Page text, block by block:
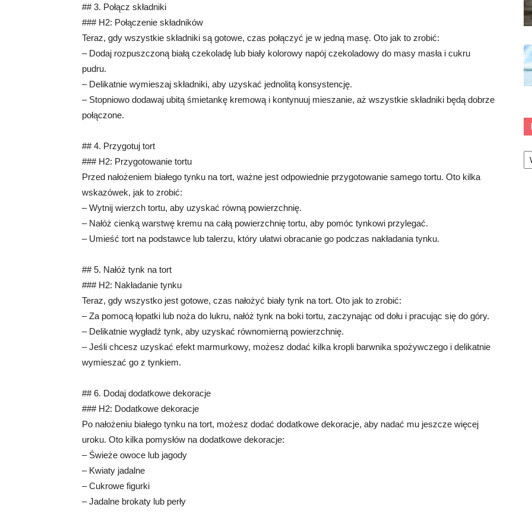
## 3. Połącz składniki
### H2: Połączenie składników
Teraz, gdy wszystkie składniki są gotowe, czas połączyć je w jedną masę. Oto jak to zrobić:
– Dodaj rozpuszczoną białą czekoladę lub biały kolorowy napój czekoladowy do masy masła i cukru
pudru.
– Delikatnie wymieszaj składniki, aby uzyskać jednolitą konsystencję.
– Stopniowo dodawaj ubitą śmietankę kremową i kontynuuj mieszanie, aż wszystkie składniki będą dobrze
połączone.
## 4. Przygotuj tort
### H2: Przygotowanie tortu
Przed nałożeniem białego tynku na tort, ważne jest odpowiednie przygotowanie samego tortu. Oto kilka
wskazówek, jak to zrobić:
– Wytnij wierzch tortu, aby uzyskać równą powierzchnię.
– Nałóż cienką warstwę kremu na całą powierzchnię tortu, aby pomóc tynkowi przylegać.
– Umieść tort na podstawce lub talerzu, który ułatwi obracanie go podczas nakładania tynku.
## 5. Nałóż tynk na tort
### H2: Nakładanie tynku
Teraz, gdy wszystko jest gotowe, czas nałożyć biały tynk na tort. Oto jak to zrobić:
– Za pomocą łopatki lub noża do lukru, nałóż tynk na boki tortu, zaczynając od dołu i pracując się do góry.
– Delikatnie wygładź tynk, aby uzyskać równomierną powierzchnię.
– Jeśli chcesz uzyskać efekt marmurkowy, możesz dodać kilka kropli barwnika spożywczego i delikatnie
wymieszać go z tynkiem.
## 6. Dodaj dodatkowe dekoracje
### H2: Dodatkowe dekoracje
Po nałożeniu białego tynku na tort, możesz dodać dodatkowe dekoracje, aby nadać mu jeszcze więcej
uroku. Oto kilka pomysłów na dodatkowe dekoracje:
– Świeże owoce lub jagody
– Kwiaty jadalne
– Cukrowe figurki
– Jadalne brokaty lub perły